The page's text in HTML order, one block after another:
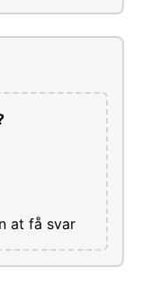
at få svar